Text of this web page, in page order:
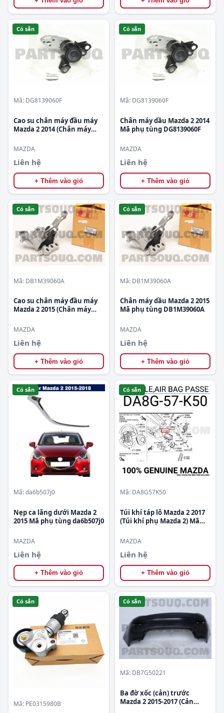
Có sẵn
Mã: DG8139060F
Cao su chân máy đầu máy
Mazda 2 2014 (Chân máy
tùng DG8139060F
MAZDA
Liên hệ
+ Thêm vào giỏ
Có sẵn
Mã: DG8139060F
Chân máy dầu Mazda 2 2014
Mã phụ tùng DG8139060F
MAZDA
Liên hệ
+ Thêm vào giỏ
Có sẵn
Mã: DB1M39060A
Cao su chân máy đầu máy
Mazda 2 2015 (Chân máy
tùng DB1M39060A
MAZDA
Liên hệ
+ Thêm vào giỏ
Có sẵn
Mã: DB1M39060A
Chân máy dầu Mazda 2 2015
Mã phụ tùng DB1M39060A
MAZDA
Liên hệ
+ Thêm vào giỏ
Có sẵn
Mã: da6b507j0
Nẹp ca lăng dưới Mazda 2
2015 Mã phụ tùng da6b507j0
MAZDA
Liên hệ
+ Thêm vào giỏ
Có sẵn
Mã: DA8G57K50
Túi khí táp lô Mazda 2 2017
(Túi khí phụ Mazda 2) Mã
MAZDA
Liên hệ
+ Thêm vào giỏ
Có sẵn
Mã: PE0315980B
Có sẵn
Mã: DB7G50221
Ba đờ xốc (cản) trước
Mazda 2 2015-2017 (Cản